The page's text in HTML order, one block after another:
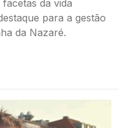
da vida
para a gestão
da Nazaré.